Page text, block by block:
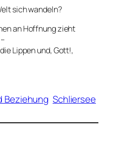
sich wandeln?
an Hoffnung zieht
Lippen und, Gott!,
Beziehung Schliersee